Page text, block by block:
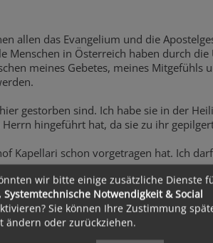
allen das Evangelium und die
Menschen in Österreich haben durch
meines Gebetes, meines
gestorben sind. Ich habe sie in der
hingeführt hat, da sie zu ihr
Kapellari schon vorgetragen hat. Ich
Szűzanyához. Kérem az Ő
vaše družine in vaš narod. Hvaljen Jezus!
wir bitte einige zusätzliche Dienste
Systemtechnische Notwendigkeit & Social
Sie können Ihre Zustimmung
ändern oder zurückziehen.